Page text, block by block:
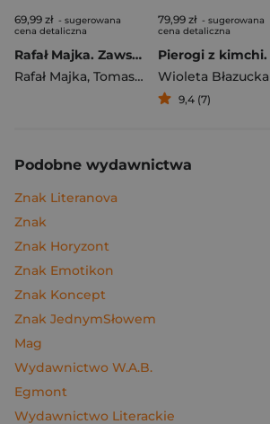
69,99 zł - sugerowana
cena detaliczna
Rafał Majka. Zawsze z przodu. Rozmawia Tomasz Kalemba - książka z autografem
Rafał Majka, Tomasz Kalemba
79,99 zł - sugerowana
cena detaliczna
Wioleta Błazucka
9,4 (7)
Podobne wydawnictwa
Znak Literanova
Znak
Znak Horyzont
Znak Emotikon
Znak Koncept
Znak JednymSłowem
Mag
Wydawnictwo W.A.B.
Egmont
Wydawnictwo Literackie